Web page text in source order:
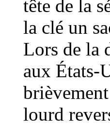
tête de la
la clé un
Lors de la
aux États-
lourd